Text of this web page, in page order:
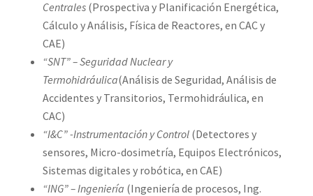
Centrales (Prospectiva y Planificación Energética,
Cálculo y Análisis, Física de Reactores, en CAC y
CAE)
“SNT” – Seguridad Nuclear y
Termohidráulica(Análisis de Seguridad, Análisis de
Accidentes y Transitorios, Termohidráulica, en
CAC)
“I&C” -Instrumentación y Control (Detectores y
sensores, Micro-dosimetría, Equipos Electrónicos,
Sistemas digitales y robótica, en CAE)
“ING” – Ingeniería (Ingeniería de procesos, Ing.